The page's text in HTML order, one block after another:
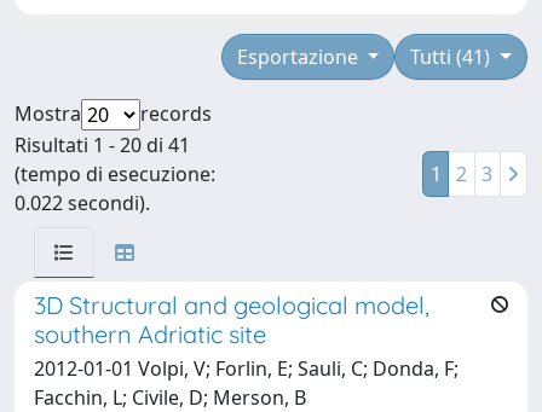
Tutti (41)
Esportazione
Mostra
records
Risultati 1 - 20 di 41
(tempo di esecuzione:
0.022 secondi).
1 2 3
3D Structural and geological model,
southern Adriatic site
2012-01-01 Volpi, V; Forlin, E; Sauli, C; Donda, F;
Facchin, L; Civile, D; Merson, B